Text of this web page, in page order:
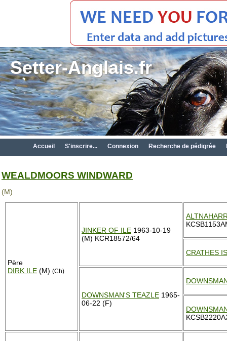
Setter-Anglais.fr
Accueil S'inscrire... Connexion Recherche de pédigrée
WEALDMOORS WINDWARD
(M)
Père
DIRK ILE (M) (Ch)
JINKER OF ILE 1963-10-19
(M) KCR18572/64
CRATHES
DOWNSMAN'S TEAZLE 1965-
06-22 (F)